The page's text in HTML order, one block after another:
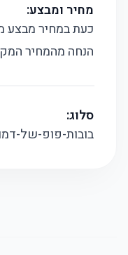
מחיר ומבצע:
הנחה מהמחיר
סלוג:
בובות-פופ-של-